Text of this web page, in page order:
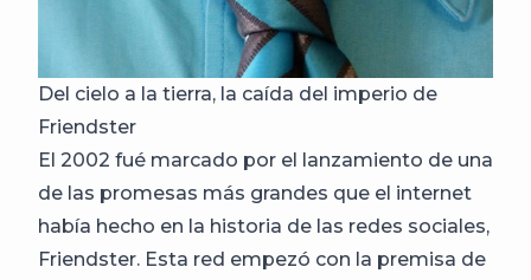
Del cielo a la tierra, la caída del imperio de
Friendster
El 2002 fué marcado por el lanzamiento de una
de las promesas más grandes que el internet
había hecho en la historia de las redes sociales,
Friendster. Esta red empezó con la premisa de